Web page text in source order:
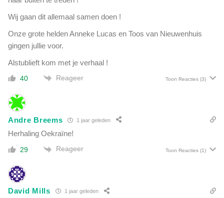
Wij gaan dit allemaal samen doen !
Onze grote helden Anneke Lucas en Toos van Nieuwenhuis
gingen jullie voor.
Alstublieft kom met je verhaal !
40 Reageer Toon Reacties (3)
Andre Breems 1 jaar geleden
Herhaling Oekraïne!
29 Reageer Toon Reacties (1)
David Mills 1 jaar geleden